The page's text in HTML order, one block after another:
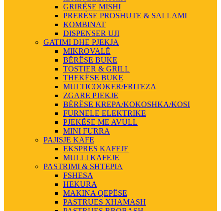
GRIRËSE MISHI
PRERËSE PROSHUTE & SALLAMI
KOMBINAT
DISPENSER UJI
GATIMI DHE PJEKJA
MIKROVALË
BËRËSE BUKE
TOSTIER & GRILL
THEKËSE BUKE
MULTICOOKER/FRITEZA
ZGARE PJEKJE
BËRËSE KREPA/KOKOSHKA/KOSI
FURNELE ELEKTRIKE
PJEKËSE ME AVULL
MINI FURRA
PAJISJE KAFE
EKSPRES KAFEJE
MULLI KAFEJE
PASTRIMI & SHTEPIA
FSHESA
HEKURA
MAKINA QEPËSE
PASTRUES XHAMASH